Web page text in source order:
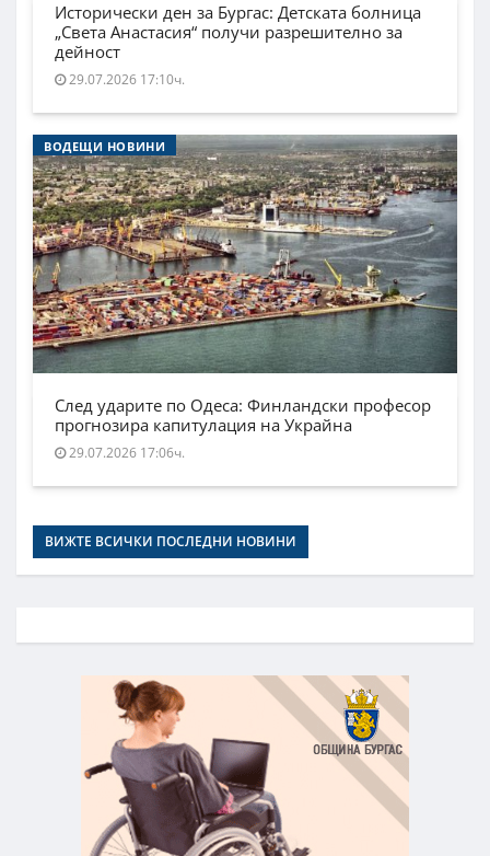
Исторически ден за Бургас: Детската болница
„Света Анастасия“ получи разрешително за
дейност
29.07.2026 17:10ч.
ВОДЕЩИ НОВИНИ
След ударите по Одеса: Финландски професор
прогнозира капитулация на Украйна
29.07.2026 17:06ч.
ВИЖТЕ ВСИЧКИ ПОСЛЕДНИ НОВИНИ